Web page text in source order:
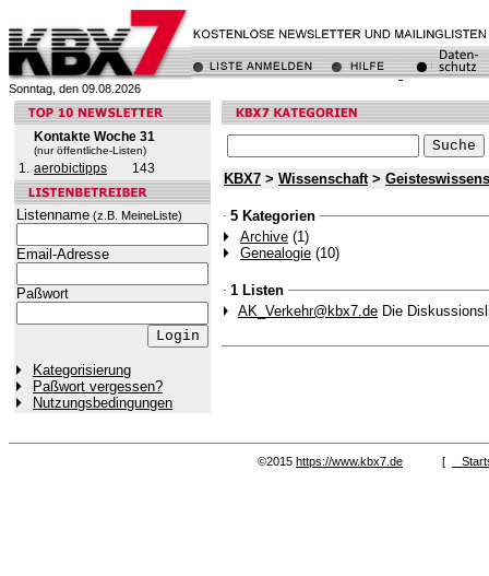
Sonntag, den 09.08.2026
Kontakte Woche 31
(nur öffentliche-Listen)
1. aerobictipps 143
Listenname (z.B. MeineListe)
Email-Adresse
Paßwort
Kategorisierung
Paßwort vergessen?
Nutzungsbedingungen
KBX7 > Wissenschaft>
5 Kategorien
Archive (1)
Genealogie (10)
1 Listen
AK_Verkehr@kbx7.de Die
©2015 https://www.kbx7.de [